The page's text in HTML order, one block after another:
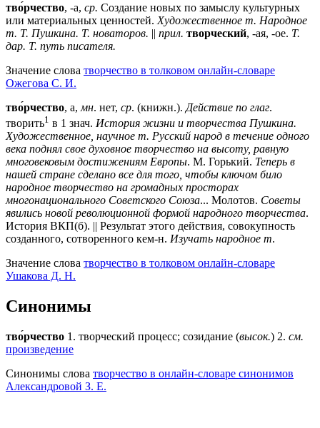
тво́рчество, -а, ср. Создание новых по замыслу культурных
или материальных ценностей. Художественное т. Народное
т. Т. Пушкина. Т. новаторов. || прил. творческий, -ая, -ое. Т.
дар. Т. путь писателя.
Значение слова творчество в толковом онлайн-словаре
Ожегова C. И.
тво́рчество, а, мн. нет, ср. (книжн.). Действие по глаг.
творить1 в 1 знач. История жизни и творчества Пушкина.
Художественное, научное т. Русский народ в течение одного
века поднял свое духовное творчество на высоту, равную
многовековым достижениям Европы. М. Горький. Теперь в
нашей стране сделано все для того, чтобы ключом било
народное творчество на громадных просторах
многонационального Советского Союза... Молотов. Советы
явились новой революционной формой народного творчества.
История ВКП(б). || Результат этого действия, совокупность
созданного, сотворенного кем-н. Изучать народное т.
Значение слова творчество в толковом онлайн-словаре
Ушакова Д. Н.
Синонимы
тво́рчество 1. творческий процесс; созидание (высок.) 2. см.
произведение
Синонимы слова творчество в онлайн-словаре синонимов
Александровой З. Е.